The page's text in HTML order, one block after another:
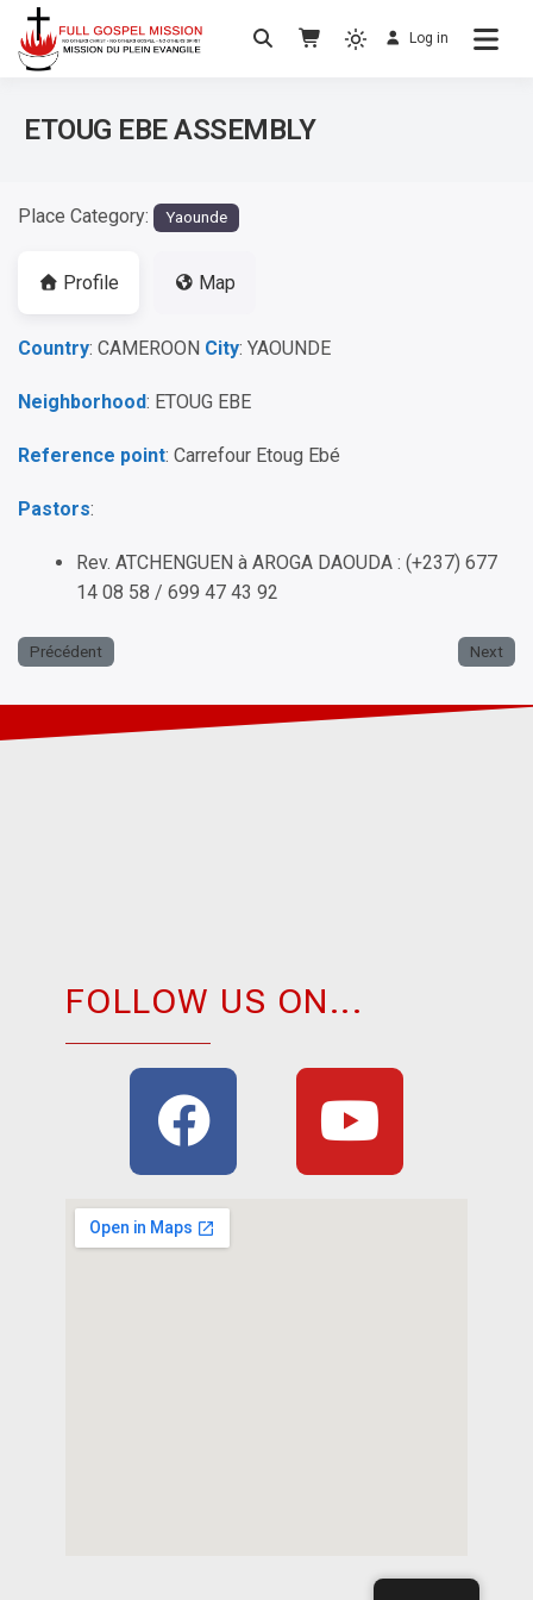
No others Christ – No others Gospel – No
Log in
ETOUG EBE ASSEMBLY
Place Category: Yaounde
Profile Map
Country: CAMEROON City: YAOUNDE
Neighborhood: ETOUG EBE
Reference point: Carrefour Etoug Ebé
Pastors:
Rev. ATCHENGUEN à AROGA DAOUDA : (+237) 677
14 08 58 / 699 47 43 92
Précédent Next
FOLLOW US ON...